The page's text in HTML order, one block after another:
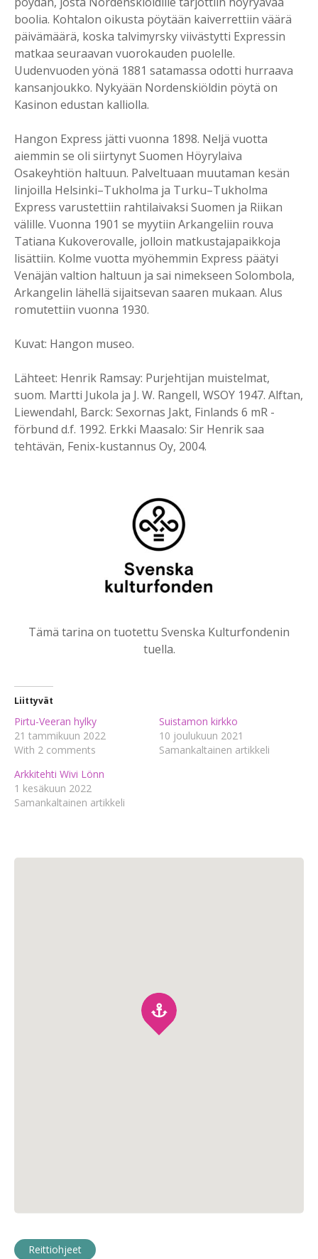
boolia. Kohtalon oikusta pöytään kaiverrettiin väärä
päivämäärä, koska talvimyrsky viivästytti Expressin
matkaa seuraavan vuorokauden puolelle.
Uudenvuoden yönä 1881 satamassa odotti hurraava
kansanjoukko. Nykyään Nordenskiöldin pöytä on
Kasinon edustan kalliolla.
Hangon Express jätti vuonna 1898. Neljä vuotta
aiemmin se oli siirtynyt Suomen Höyrylaiva
Osakeyhtiön haltuun. Palveltuaan muutaman kesän
linjoilla Helsinki–Tukholma ja Turku–Tukholma
Express varustettiin rahtilaivaksi Suomen ja Riikan
välille. Vuonna 1901 se myytiin Arkangeliin rouva
Tatiana Kukoverovalle, jolloin matkustajapaikkoja
lisättiin. Kolme vuotta myöhemmin Express päätyi
Venäjän valtion haltuun ja sai nimekseen Solombola,
Arkangelin lähellä sijaitsevan saaren mukaan. Alus
romutettiin vuonna 1930.
Kuvat: Hangon museo.
Lähteet: Henrik Ramsay: Purjehtijan muistelmat,
suom. Martti Jukola ja J. W. Rangell, WSOY 1947. Alftan,
Liewendahl, Barck: Sexornas Jakt, Finlands 6 mR -
förbund d.f. 1992. Erkki Maasalo: Sir Henrik saa
tehtävän, Fenix-kustannus Oy, 2004.
Tämä tarina on tuotettu Svenska Kulturfondenin
tuella.
Liittyvät
Pirtu-Veeran hylky
21 tammikuun 2022
With 2 comments
Suistamon kirkko
10 joulukuun 2021
Samankaltainen artikkeli
Arkkitehti Wivi Lönn
1 kesäkuun 2022
Samankaltainen artikkeli
Reittiohjeet